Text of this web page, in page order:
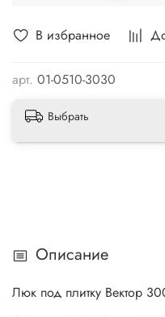
В избранное
арт. 01-0510-3030
Выбрать
Описание
Люк под плитку Вектор